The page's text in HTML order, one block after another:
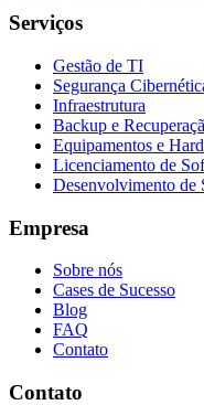
Serviços
Gestão de TI
Segurança
Infraestrutura
Backup e
Equipamentos e
Licenciamento de
Desenvolvimento de
Empresa
Sobre nós
Cases de Sucesso
Blog
FAQ
Contato
Contato